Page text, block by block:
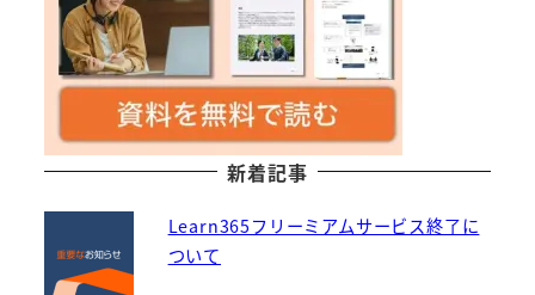
新着記事
Learn365フリーミアムサービス終了に
ついて